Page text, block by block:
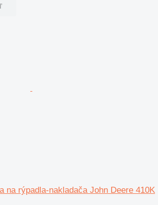
na rýpadla-nakladača John Deere 410K